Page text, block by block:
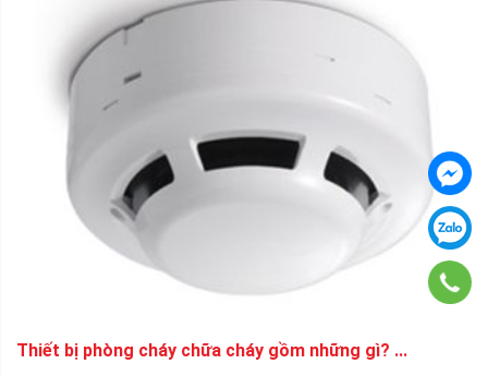
Thiết bị phòng cháy chữa cháy gồm những gì? ...